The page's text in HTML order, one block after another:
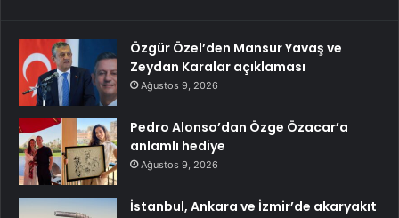
Özgür Özel’den Mansur Yavaş ve
Zeydan Karalar açıklaması
Ağustos 9, 2026
Pedro Alonso’dan Özge Özacar’a
anlamlı hediye
Ağustos 9, 2026
İstanbul, Ankara ve İzmir’de akaryakıt